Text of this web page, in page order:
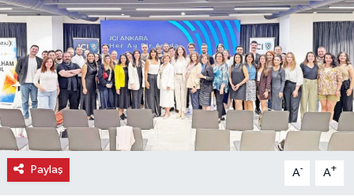
Paylaş A- A+
Gündem
Gurme
Haber
İlçe Haberleri
Keşfet